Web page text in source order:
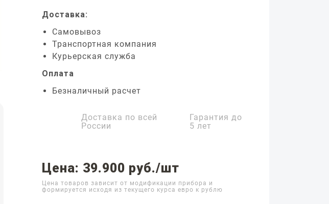
Доставка:
Самовывоз
Транспортная компания
Курьерская служба
Оплата
Безналичный расчет
Доставка по всей
России
Гарантия до
5 лет
Цена: 39.900 руб./шт
Цена товаров зависит от модификации прибора и
формируется исходя из текущего курса евро к рублю